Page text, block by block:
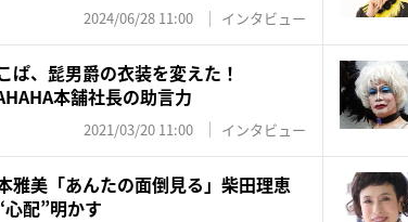
2024/06/28 11:00 インタビュー
ぱ、髭男爵の衣装を変えた！
本舗社長の助言力
2021/03/20 11:00 インタビュー
雅美「あんたの面倒見る」柴田理恵
心配”明かす